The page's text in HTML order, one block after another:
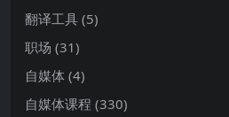
翻译工具 (5)
职场 (31)
自媒体 (4)
自媒体课程 (330)